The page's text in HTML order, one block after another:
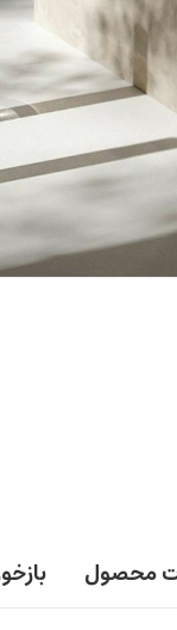
محصول